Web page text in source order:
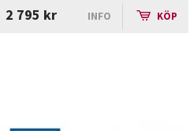
2 795 kr INFO KÖP